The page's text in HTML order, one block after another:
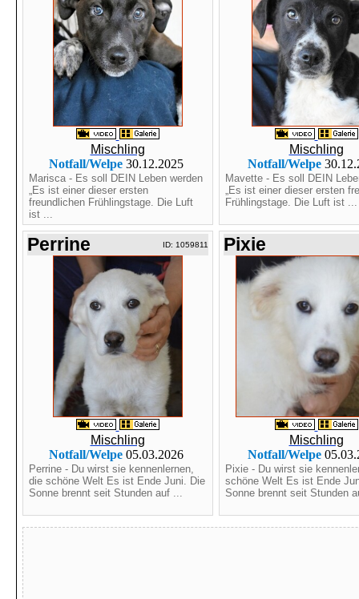
Mischling
Notfall/Welpe30.12.2025
Marisca - Es soll DEIN Leben werden
„Es ist einer dieser ersten
freundlichen Frühlingstage. Die Luft
ist ...
Mischling
Notfall/Welpe
Mavette - Es soll DEIN
„Es ist einer dieser ersten
Frühlingstage. Die Luft ist ...
Perrine ID: 1059811
Mischling
Notfall/Welpe05.03.2026
Perrine - Du wirst sie kennenlernen,
die schöne Welt Es ist Ende Juni. Die
Sonne brennt seit Stunden auf ...
Pixie
Mischling
Notfall/Welpe
Pixie - Du wirst sie
schöne Welt Es ist Ende
Sonne brennt seit Stunden